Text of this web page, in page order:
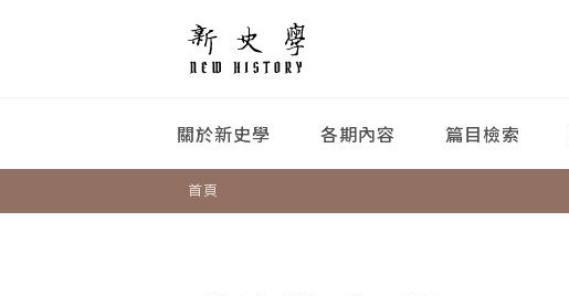
關於新史學 各期內容 篇目檢索
首頁